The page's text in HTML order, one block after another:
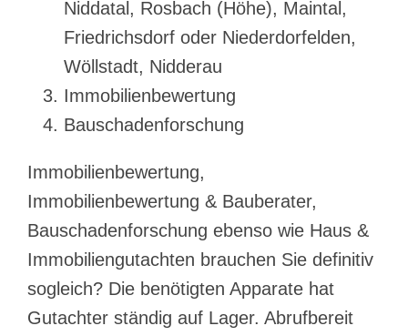
Niddatal, Rosbach (Höhe), Maintal,
Friedrichsdorf oder Niederdorfelden,
Wöllstadt, Nidderau
Immobilienbewertung
Bauschadenforschung
Immobilienbewertung,
Immobilienbewertung & Bauberater,
Bauschadenforschung ebenso wie Haus &
Immobiliengutachten brauchen Sie definitiv
sogleich? Die benötigten Apparate hat
Gutachter ständig auf Lager. Abrufbereit